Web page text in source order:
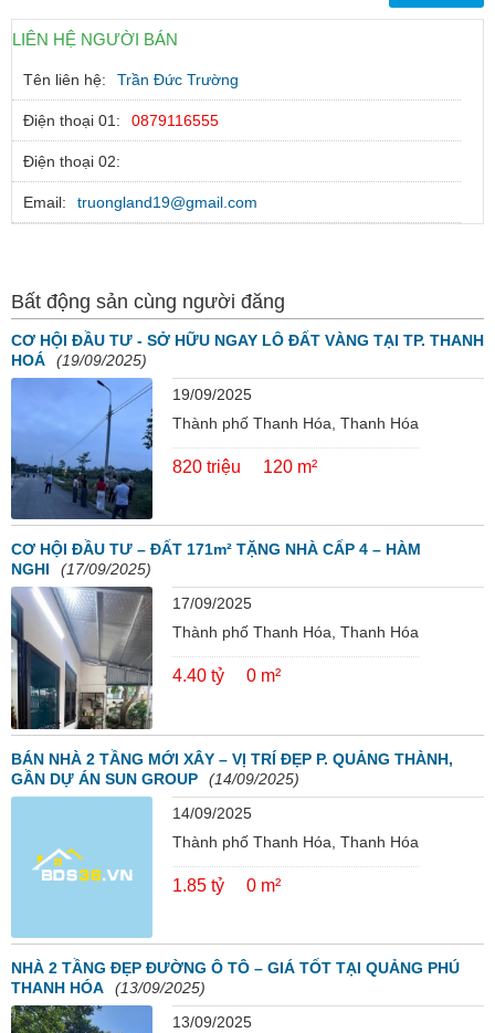
LIÊN HỆ NGƯỜI BÁN
Tên liên hệ: Trần Đức Trường
Điện thoại 01: 0879116555
Điện thoại 02:
Email: truongland19@gmail.com
Bất động sản cùng người đăng
CƠ HỘI ĐẦU TƯ - SỞ HỮU NGAY LÔ ĐẤT VÀNG TẠI TP. THANH
HOÁ
(19/09/2025)
19/09/2025
Thành phố Thanh Hóa, Thanh Hóa
820 triệu 120 m²
CƠ HỘI ĐẦU TƯ – ĐẤT 171m² TẶNG NHÀ CẤP 4 – HÀM
NGHI
(17/09/2025)
17/09/2025
Thành phố Thanh Hóa, Thanh Hóa
4.40 tỷ 0 m²
BÁN NHÀ 2 TẦNG MỚI XÂY – VỊ TRÍ ĐẸP P. QUẢNG THÀNH,
GẦN DỰ ÁN SUN GROUP
(14/09/2025)
14/09/2025
Thành phố Thanh Hóa, Thanh Hóa
1.85 tỷ 0 m²
NHÀ 2 TẦNG ĐẸP ĐƯỜNG Ô TÔ – GIÁ TỐT TẠI QUẢNG PHÚ
THANH HÓA
(13/09/2025)
13/09/2025